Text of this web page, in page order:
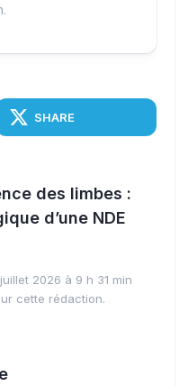
SHARE
des limbes :
d’une NDE
2026 à 9 h 31 min
cette rédaction.